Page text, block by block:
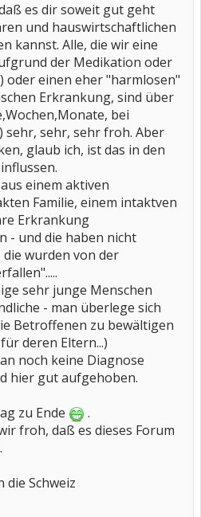
es dir soweit gut geht
und hauswirtschaftlichen
kannst. Alle, die wir eine
der Medikation oder
oder einen eher "harmlosen"
Erkrankung, sind über
bei
sehr, sehr, sehr froh. Aber
glaub ich, ist das in den
einem aktiven
Familie, einem intaktven
Erkrankung
- und die haben nicht
wurden von der
sehr junge Menschen
- man überlege sich
Betroffenen zu bewältigen
deren Eltern...)
noch keine Diagnose
hier gut aufgehoben.
zu Ende
.
froh, daß es dieses Forum
die Schweiz